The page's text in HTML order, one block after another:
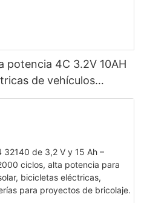
potencia 4C 3.2V 10AH
de vehículos